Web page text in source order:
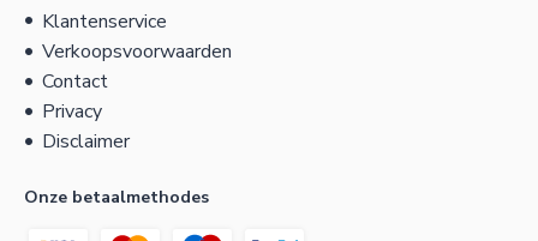
Klantenservice
Verkoopsvoorwaarden
Contact
Privacy
Disclaimer
Onze betaalmethodes